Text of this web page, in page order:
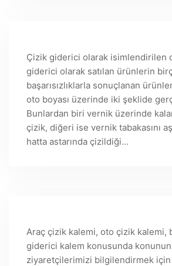
Çizik giderici olarak isimlendirilen
giderici olarak satılan ürünlerin
başarısızlıklarla sonuçlanan
oto boyası üzerinde iki şeklide
Bunlardan biri vernik üzerinde
çizik, diğeri ise vernik tabakasını
hatta astarında çizildiği…
Araç çizik kalemi, oto çizik kalemi,
giderici kalem konusunda konunun
ziyaretçilerimizi bilgilendirmek için